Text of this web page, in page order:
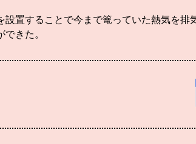
置することで今まで篭っていた熱気を排
きた。